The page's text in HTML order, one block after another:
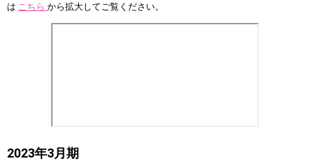
は こちら から拡大してご覧ください。
2023年3月期